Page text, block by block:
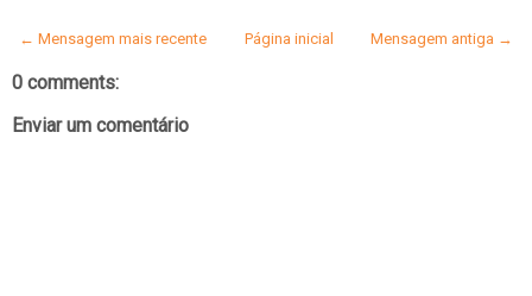
← Mensagem mais recente Mensagem antiga →
Página inicial
0 comments:
Enviar um comentário